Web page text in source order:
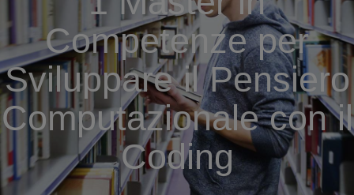
Competenze per
Sviluppare il Pensiero
Computazionale con il
Coding